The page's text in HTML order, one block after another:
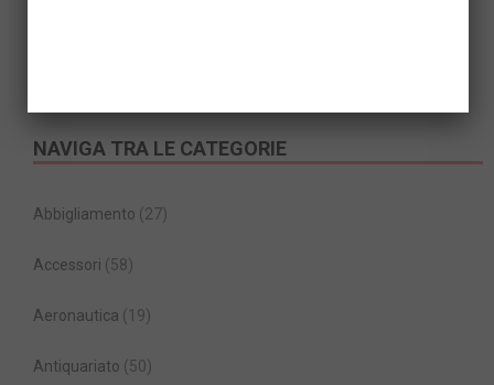
NAVIGA TRA LE CATEGORIE
Abbigliamento (27)
Accessori (58)
Aeronautica (19)
Antiquariato (50)